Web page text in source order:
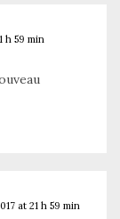
h 59 min
at 21 h 59 min